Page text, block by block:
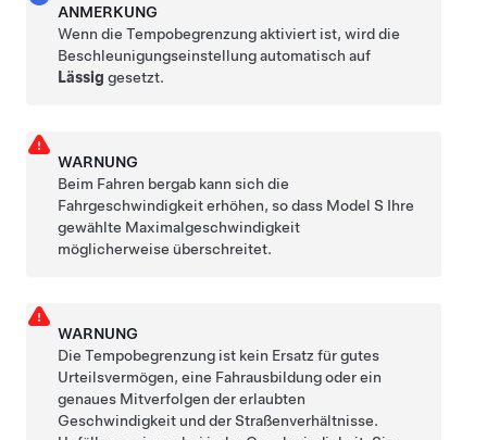
ANMERKUNG
Wenn die Tempobegrenzung aktiviert ist, wird die
Beschleunigungseinstellung automatisch auf
Lässig gesetzt.
WARNUNG
Beim Fahren bergab kann sich die
Fahrgeschwindigkeit erhöhen, so dass Model S Ihre
gewählte Maximalgeschwindigkeit
möglicherweise überschreitet.
WARNUNG
Die Tempobegrenzung ist kein Ersatz für gutes
Urteilsvermögen, eine Fahrausbildung oder ein
genaues Mitverfolgen der erlaubten
Geschwindigkeit und der Straßenverhältnisse.